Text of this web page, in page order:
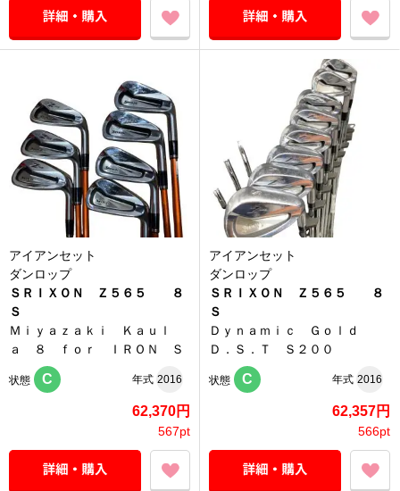
アイアンセット
ダンロップ
ＳＲＩＸＯＮ Ｚ５６５ ８
Ｓ
Ｍｉｙａｚａｋｉ Ｋａｕｌ
ａ ８ ｆｏｒ ＩＲＯＮ Ｓ
状態 C 年式 2016
62,370円
567pt
アイアンセット
ダンロップ
ＳＲＩＸＯＮ Ｚ５６５ ８
Ｓ
Ｄｙｎａｍｉｃ Ｇｏｌｄ
Ｄ．Ｓ．Ｔ Ｓ２００
状態 C 年式 2016
62,357円
566pt